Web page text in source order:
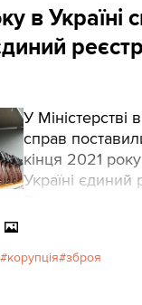
в Україні
У Міністерстві
справ
кінця 2021
Україні єдиний
корупція зброя